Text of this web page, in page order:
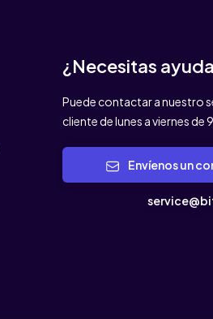
¿Necesitas
Puede contactar a nuestro
cliente de lunes a viernes de